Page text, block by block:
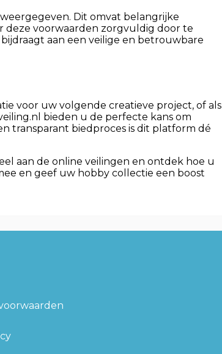
Dit omvat belangrijke
deze voorwaarden zorgvuldig door te
aan een veilige en betrouwbare
voor uw volgende creatieve project, of als
bieden u de perfecte kans om
transparant biedproces is dit platform dé
aan de online veilingen en ontdek hoe u
en geef uw hobby collectie een boost